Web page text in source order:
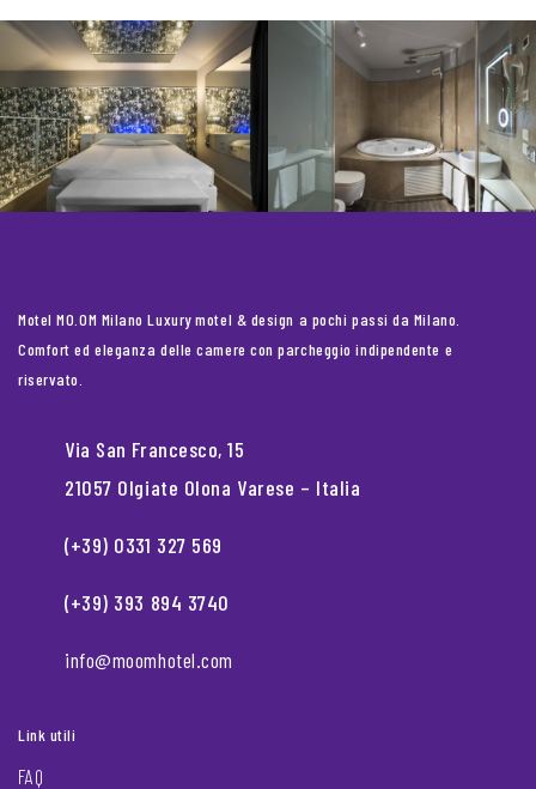
Motel MO.OM Milano Luxury motel & design a pochi passi da Milano.
Comfort ed eleganza delle camere con parcheggio indipendente e
riservato.
Via San Francesco, 15
21057 Olgiate Olona Varese – Italia
(+39) 0331 327 569
(+39) 393 894 3740
info@moomhotel.com
Link utili
FAQ